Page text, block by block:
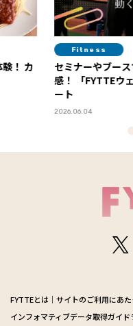
！ カ
Fitness
セミナーやブー
感！ 「FYTTEウェルネスデイ」イベントレポ
ート
2026.06.04
FYTTEとは サイトのご利用にあた
インフォマティブデータ取得ガイド